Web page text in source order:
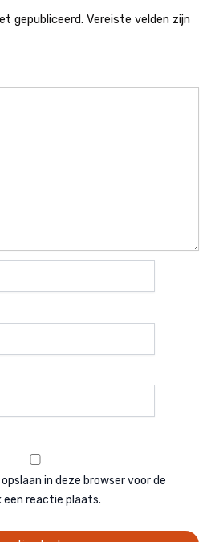
gepubliceerd. Vereiste velden zijn
in deze browser voor de
een reactie plaats.